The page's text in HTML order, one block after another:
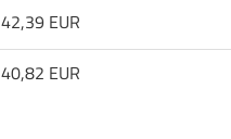
42,39 EUR
40,82 EUR